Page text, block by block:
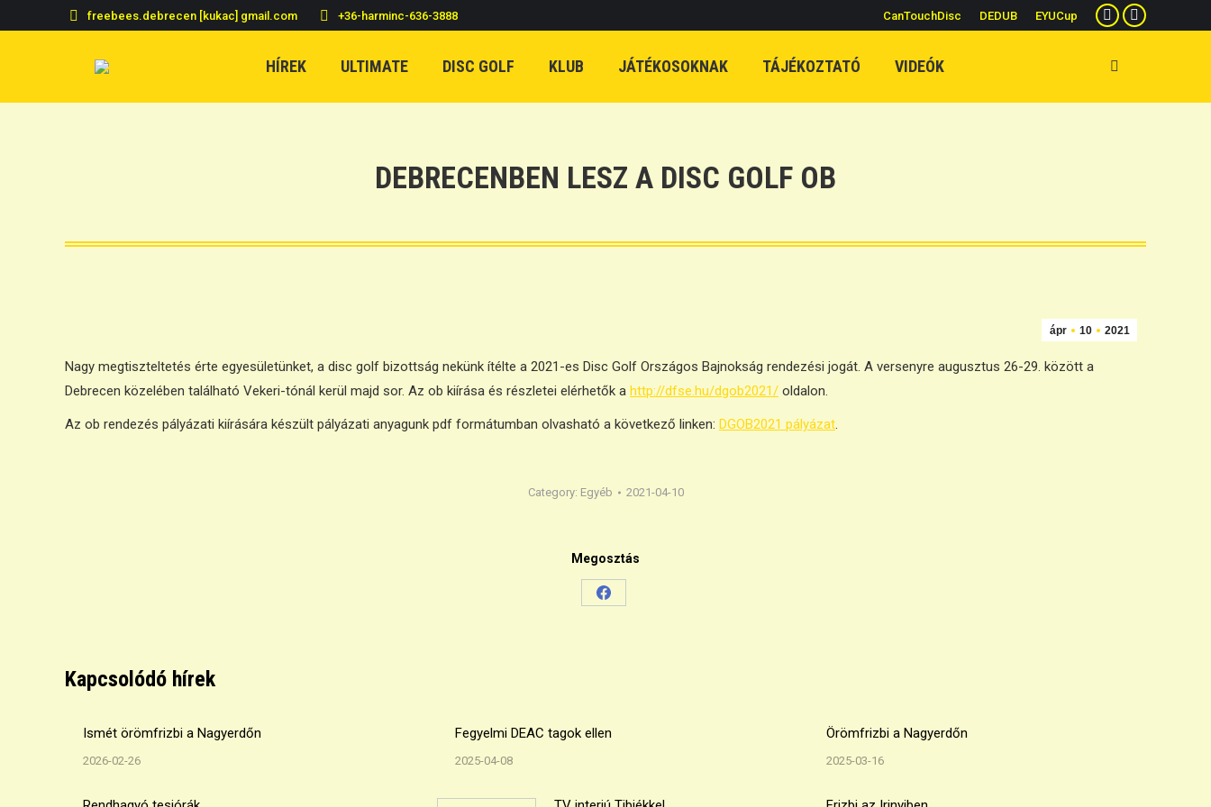
freebees.debrecen [kukac] gmail.com +36-harminc-636-3888 CanTouchDisc DEDUB EYUCup
Facebook
opens
YouTube
HÍREK ULTIMATE DISC GOLF KLUB JÁTÉKOSOKNAK TÁJÉKOZTATÓ VIDEÓK Search:
DEBRECENBEN LESZ A DISC GOLF OB
ápr 10 2021
Nagy megtiszteltetés érte egyesületünket, a disc golf bizottság nekünk ítélte a 2021-es Disc Golf Országos Bajnokság rendezési jogát. A versenyre augusztus 26-29. között a
Debrecen közelében található Vekeri-tónál kerül majd sor. Az ob kiírása és részletei elérhetők a http://dfse.hu/dgob2021/ oldalon.
Az ob rendezés pályázati kiírására készült pályázati anyagunk pdf formátumban olvasható a következő linken: DGOB2021 pályázat.
Category: Egyéb 2021-04-10
Megosztás
Share
Kapcsolódó hírek
Ismét örömfrizbi a Nagyerdőn
2026-02-26
Fegyelmi DEAC tagok ellen
2025-04-08
Örömfrizbi a Nagyerdőn
2025-03-16